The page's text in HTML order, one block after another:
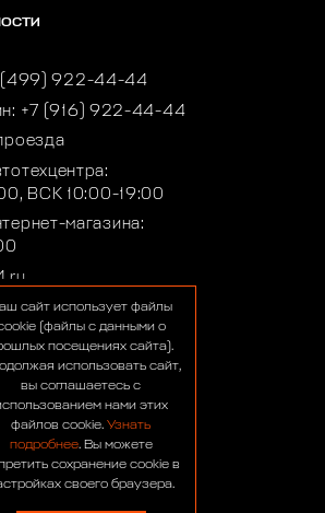
4х4»
22 дня
922-44-44
+7 (916) 922-44-44
ВСК 10:00-19:00
магазина:
сайт использует файлы
(файлы с данными о
посещениях сайта).
использовать сайт,
вы соглашаетесь с
нами этих
файлов cookie. Узнать
подробнее. Вы можете
сохранение cookie в
своего браузера.